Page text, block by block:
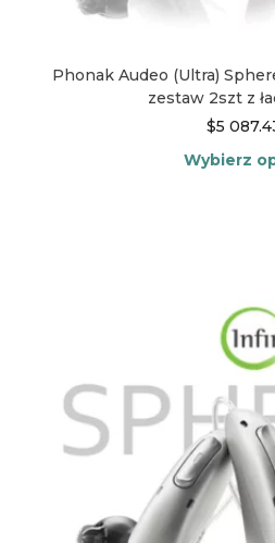
Phonak Audeo (Ultra)
zestaw 2szt z
$5
Wybierz
na